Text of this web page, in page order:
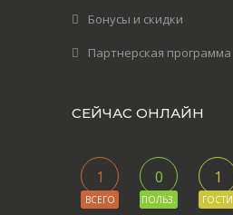
Бонусы и скидки
Партнерская программа
СЕЙЧАС ОНЛАЙН
1
ВСЕГО
0
ПОЛЬЗ.
1
ГОСТИ